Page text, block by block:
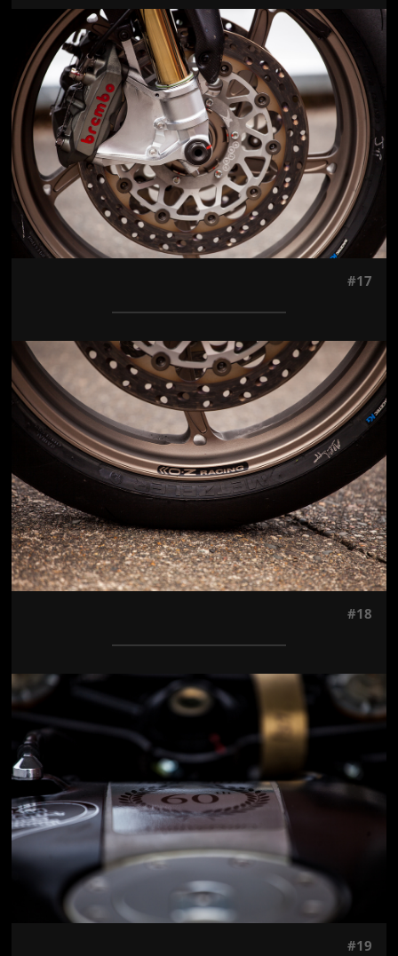
Jön még kép!
#17
Jön még kép!
#18
Jön még kép!
#19